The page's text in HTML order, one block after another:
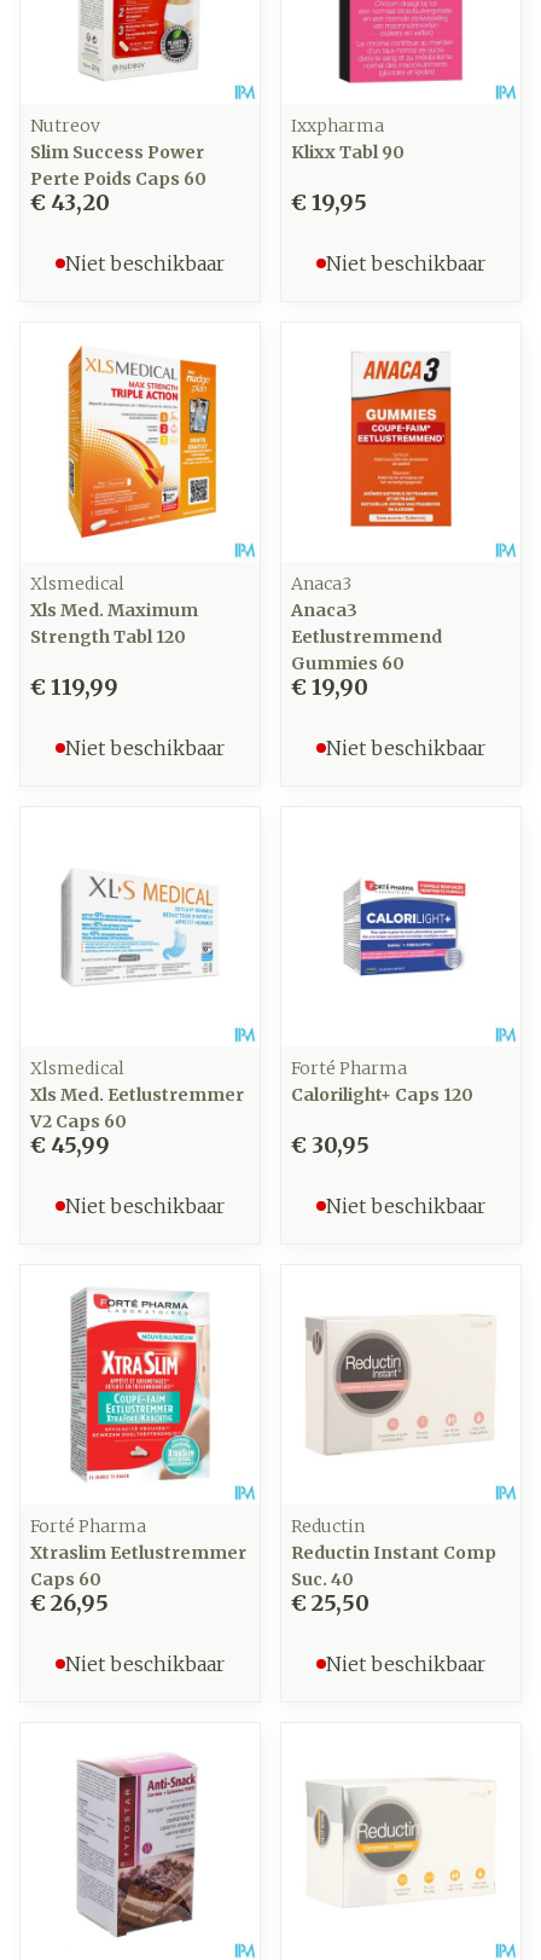
Nutreov
Slim Success Power
Perte Poids Caps 60
€ 43,20
Niet beschikbaar
Ixxpharma
Klixx Tabl 90
€ 19,95
Niet beschikbaar
Xlsmedical
Xls Med. Maximum
Strength Tabl 120
€ 119,99
Niet beschikbaar
Anaca3
Anaca3
Eetlustremmend
Gummies 60
€ 19,90
Niet beschikbaar
Xlsmedical
Xls Med. Eetlustremmer
V2 Caps 60
€ 45,99
Niet beschikbaar
Forté Pharma
Calorilight+ Caps 120
€ 30,95
Niet beschikbaar
Forté Pharma
Xtraslim Eetlustremmer
Caps 60
€ 26,95
Niet beschikbaar
Reductin
Reductin Instant Comp
Suc. 40
€ 25,50
Niet beschikbaar